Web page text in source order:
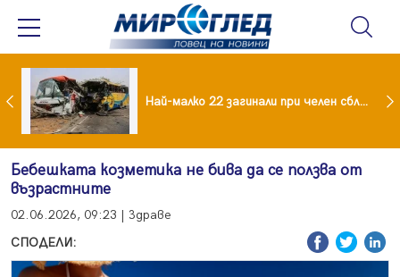
споразумение със САЩ , но без компромиси Най-малко 22 загинали при челен сблъсък между два автобуса
Бебешката козметика не бива да се ползва от
възрастните
02.06.2026, 09:23 | Здраве
СПОДЕЛИ: